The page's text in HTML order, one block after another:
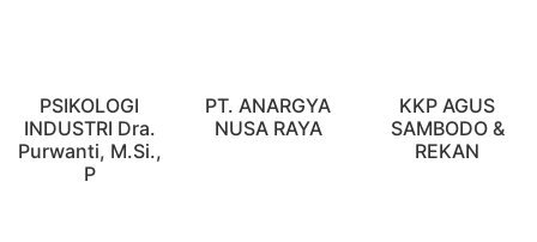
PSIKOLOGI
INDUSTRI Dra.
Purwanti, M.Si.,
P
PT. ANARGYA
NUSA RAYA
KKP AGUS
SAMBODO &
REKAN